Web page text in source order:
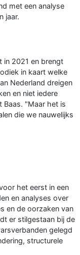
met een analyse
jaar.
in 2021 en brengt
in kaart welke
Nederland dreigen
en niet iedere
Baas. "Maar het is
die we nauwelijks
het eerst in een
en analyses over
en de oorzaken van
er stilgestaan bij de
gelegd
structurele